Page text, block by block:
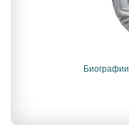
Биографии